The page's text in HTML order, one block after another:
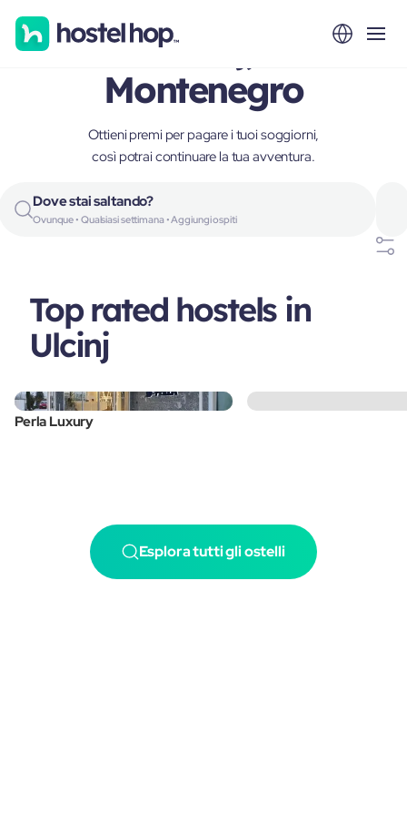
Ulcinj,
Montenegro
Ottieni premi per pagare i tuoi soggiorni,
così potrai continuare la tua avventura.
Dove stai saltando?
Ovunque • Qualsiasi settimana • Aggiungi ospiti
Top rated hostels in
Ulcinj
Perla Luxury
Esplora tutti gli ostelli